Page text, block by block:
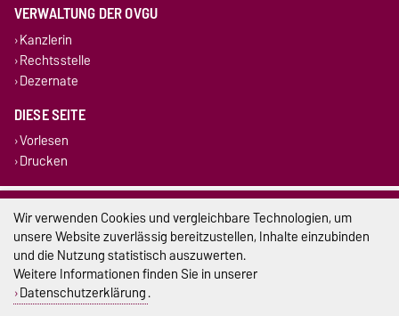
VERWALTUNG DER OVGU
Kanzlerin
Rechtsstelle
Dezernate
DIESE SEITE
Vorlesen
Drucken
Impressum
Datenschutz
Barrierefreiheit
Cookie-Einstellungen
Wir verwenden Cookies und vergleichbare Technologien, um
unsere Website zuverlässig bereitzustellen, Inhalte einzubinden
und die Nutzung statistisch auszuwerten.
Weitere Informationen finden Sie in unserer
Datenschutzerklärung.